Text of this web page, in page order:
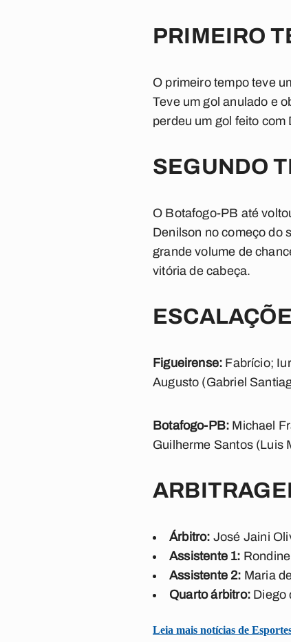
PRIMEIRO
O primeiro tempo teve
Teve um gol anulado e
perdeu um gol feito
SEGUNDO
O Botafogo-PB até
Denilson no começo do
grande volume de
vitória de cabeça.
Figueirense: Fabrício;
Augusto (Gabriel
Botafogo-PB: Michael
Guilherme Santos (Luis
Árbitro: José Jaini
Assistente 1:
Assistente 2: Maria
Quarto árbitro: Diego
Leia mais notícias de